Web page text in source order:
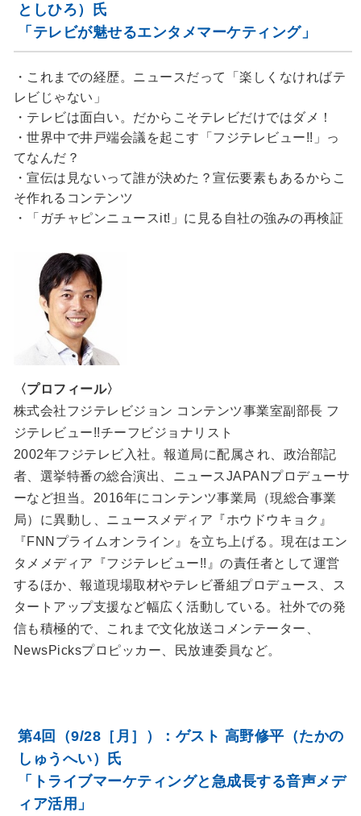
としひろ）氏
「テレビが魅せるエンタメマーケティング」
・これまでの経歴。ニュースだって「楽しくなければテ
レビじゃない」
・テレビは面白い。だからこそテレビだけではダメ！
・世界中で井戸端会議を起こす「フジテレビュー!!」っ
てなんだ？
・宣伝は見ないって誰が決めた？宣伝要素もあるからこ
そ作れるコンテンツ
・「ガチャピンニュースit!」に見る自社の強みの再検証
〈プロフィール〉
株式会社フジテレビジョン コンテンツ事業室副部長 フ
ジテレビュー!!チーフビジョナリスト
2002年フジテレビ入社。報道局に配属され、政治部記
者、選挙特番の総合演出、ニュースJAPANプロデューサ
ーなど担当。2016年にコンテンツ事業局（現総合事業
局）に異動し、ニュースメディア『ホウドウキョク』
『FNNプライムオンライン』を立ち上げる。現在はエン
タメメディア『フジテレビュー!!』の責任者として運営
するほか、報道現場取材やテレビ番組プロデュース、ス
タートアップ支援など幅広く活動している。社外での発
信も積極的で、これまで文化放送コメンテーター、
NewsPicksプロピッカー、民放連委員など。
第4回（9/28［月］）：ゲスト 高野修平（たかの
しゅうへい）氏
「トライブマーケティングと急成長する音声メデ
ィア活用」